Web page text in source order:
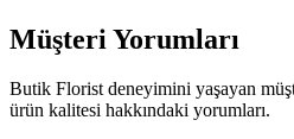
Müşteri Yorumları
Butik Florist deneyimini yaşayan
ürün kalitesi hakkındaki yorumları.